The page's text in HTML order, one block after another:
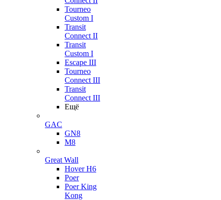
Tourneo
Custom I
Transit
Connect II
Transit
Custom I
Escape III
Tourneo
Connect III
Transit
Connect III
Ещё
GAC
GN8
M8
Great Wall
Hover H6
Poer
Poer King
Kong